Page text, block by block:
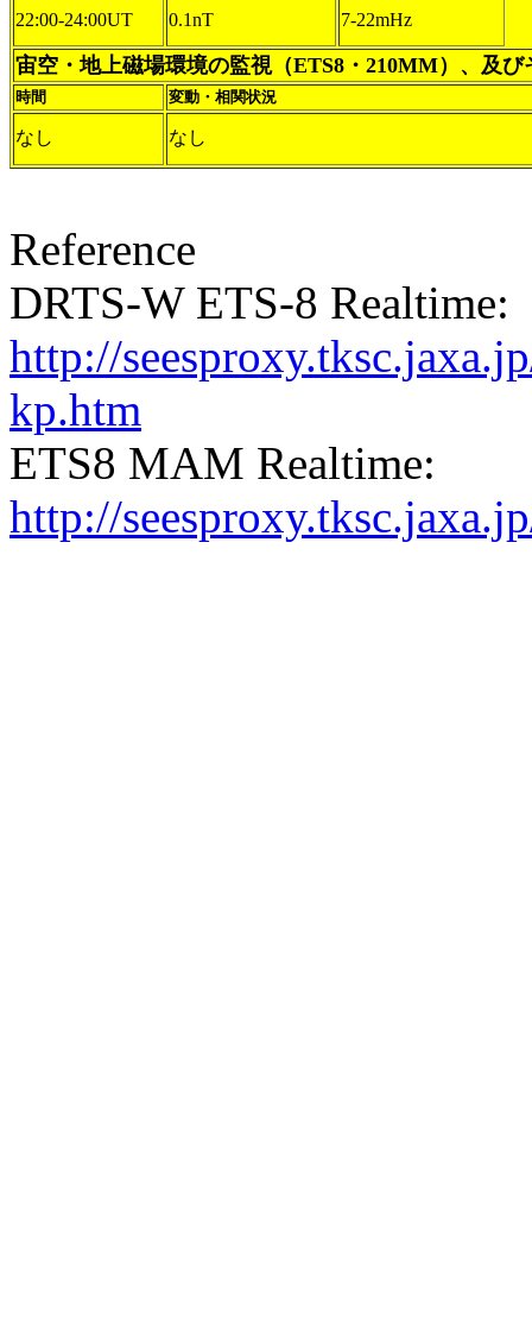
22:00-24:00UT 0.1nT 7-22mHz
宙空・地上磁場環境の監視（ETS8・210MM）、及び
時間 変動・相関状況
なし なし
Reference
DRTS-W ETS-8 Realtime:
http://
kp.htm
ETS8 MAM Realtime:
http://